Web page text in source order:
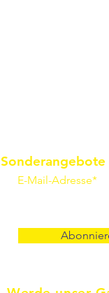
E-Mail-Adresse*